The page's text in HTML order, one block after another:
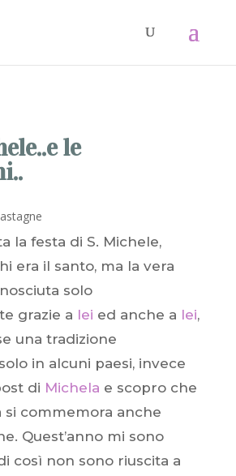
le
la festa di S. Michele,
era il santo, ma la vera
solo
grazie a lei ed anche a lei,
una tradizione
in alcuni paesi, invece
di Michela e scopro che
si commemora anche
Quest’anno mi sono
così non sono riuscita a